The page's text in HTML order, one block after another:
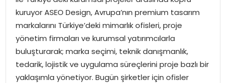
EKONOMI
MAGAZIN
TEKNOLOJI
kuruyor ASEO Design, Avrupa’nın premium tasarım
markalarını Türkiye’deki mimarlık ofisleri, proje
yönetim firmaları ve kurumsal yatırımcılarla
buluşturarak; marka seçimi, teknik danışmanlık,
tedarik, lojistik ve uygulama süreçlerini proje bazlı bir
yaklaşımla yönetiyor. Bugün şirketler için ofisler